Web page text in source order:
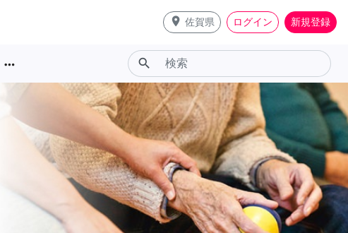
place 佐賀県 ログイン 新規登録
more_horiz search